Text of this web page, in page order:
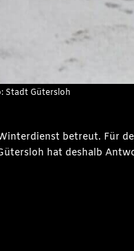
Stadt Gütersloh
betreut. Für
hat deshalb